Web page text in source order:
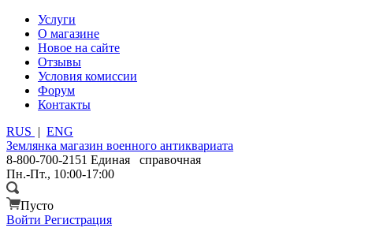
Услуги
О магазине
Новое на сайте
Отзывы
Условия комиссии
Форум
Контакты
RUS | ENG
Землянка магазин военного антиквариата
8-800-700-2151 Единая справочная
Пн.-Пт., 10:00-17:00
Пусто
Войти Регистрация